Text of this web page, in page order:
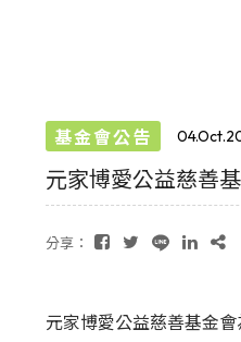
基金會公告
元家博愛公益慈善
分享：
元家博愛公益慈善基金